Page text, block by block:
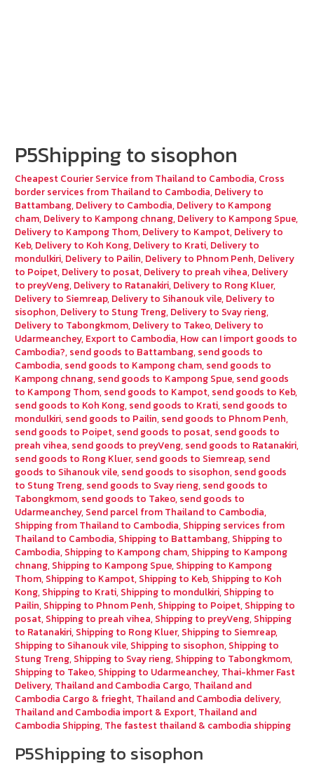
P5Shipping to sisophon
Cheapest Courier Service from Thailand to Cambodia, Cross
border services from Thailand to Cambodia, Delivery to
Battambang, Delivery to Cambodia, Delivery to Kampong
cham, Delivery to Kampong chnang, Delivery to Kampong Spue,
Delivery to Kampong Thom, Delivery to Kampot, Delivery to
Keb, Delivery to Koh Kong, Delivery to Krati, Delivery to
mondulkiri, Delivery to Pailin, Delivery to Phnom Penh, Delivery
to Poipet, Delivery to posat, Delivery to preah vihea, Delivery
to preyVeng, Delivery to Ratanakiri, Delivery to Rong Kluer,
Delivery to Siemreap, Delivery to Sihanouk vile, Delivery to
sisophon, Delivery to Stung Treng, Delivery to Svay rieng,
Delivery to Tabongkmom, Delivery to Takeo, Delivery to
Udarmeanchey, Export to Cambodia, How can I import goods to
Cambodia?, send goods to Battambang, send goods to
Cambodia, send goods to Kampong cham, send goods to
Kampong chnang, send goods to Kampong Spue, send goods
to Kampong Thom, send goods to Kampot, send goods to Keb,
send goods to Koh Kong, send goods to Krati, send goods to
mondulkiri, send goods to Pailin, send goods to Phnom Penh,
send goods to Poipet, send goods to posat, send goods to
preah vihea, send goods to preyVeng, send goods to Ratanakiri,
send goods to Rong Kluer, send goods to Siemreap, send
goods to Sihanouk vile, send goods to sisophon, send goods
to Stung Treng, send goods to Svay rieng, send goods to
Tabongkmom, send goods to Takeo, send goods to
Udarmeanchey, Send parcel from Thailand to Cambodia,
Shipping from Thailand to Cambodia, Shipping services from
Thailand to Cambodia, Shipping to Battambang, Shipping to
Cambodia, Shipping to Kampong cham, Shipping to Kampong
chnang, Shipping to Kampong Spue, Shipping to Kampong
Thom, Shipping to Kampot, Shipping to Keb, Shipping to Koh
Kong, Shipping to Krati, Shipping to mondulkiri, Shipping to
Pailin, Shipping to Phnom Penh, Shipping to Poipet, Shipping to
posat, Shipping to preah vihea, Shipping to preyVeng, Shipping
to Ratanakiri, Shipping to Rong Kluer, Shipping to Siemreap,
Shipping to Sihanouk vile, Shipping to sisophon, Shipping to
Stung Treng, Shipping to Svay rieng, Shipping to Tabongkmom,
Shipping to Takeo, Shipping to Udarmeanchey, Thai-khmer Fast
Delivery, Thailand and Cambodia Cargo, Thailand and
Cambodia Cargo & frieght, Thailand and Cambodia delivery,
Thailand and Cambodia import & Export, Thailand and
Cambodia Shipping, The fastest thailand & cambodia shipping
P5Shipping to sisophon